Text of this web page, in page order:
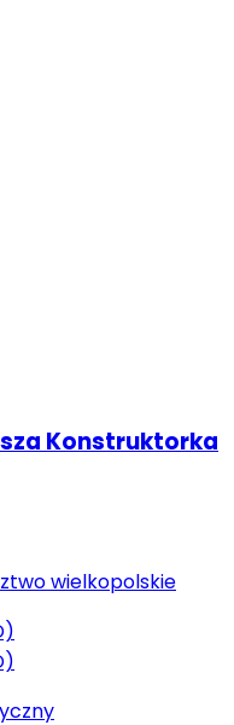
Konstruktorka
wielkopolskie